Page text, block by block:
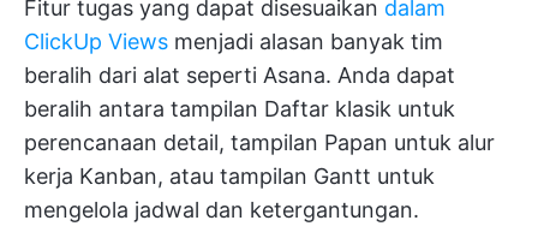
Fitur tugas yang dapat disesuaikan dalam
ClickUp Views menjadi alasan banyak tim
beralih dari alat seperti Asana. Anda dapat
beralih antara tampilan Daftar klasik untuk
perencanaan detail, tampilan Papan untuk alur
kerja Kanban, atau tampilan Gantt untuk
mengelola jadwal dan ketergantungan.